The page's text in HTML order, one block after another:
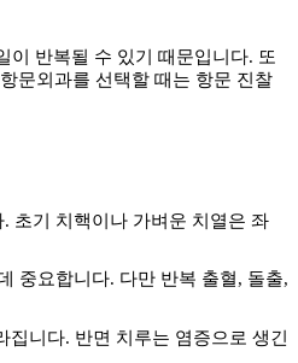
이 반복될 수 있기 때문입니다. 또
문외과를 선택할 때는 항문 진찰
. 초기 치핵이나 가벼운 치열은 좌
중요합니다. 다만 반복 출혈, 돌출,
집니다. 반면 치루는 염증으로 생긴